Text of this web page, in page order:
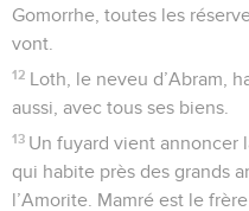
Gomorrhe, toutes les
vont.
12 Loth, le neveu d’Abram,
aussi, avec tous ses biens.
13 Un fuyard vient annoncer
qui habite près des grands
l’Amorite. Mamré est le